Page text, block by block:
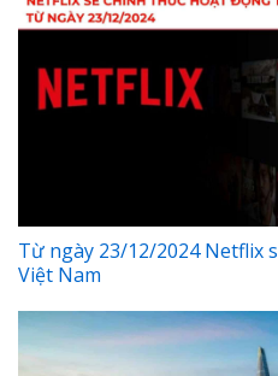
Từ ngày 23/12/2024 Netflix
Việt Nam